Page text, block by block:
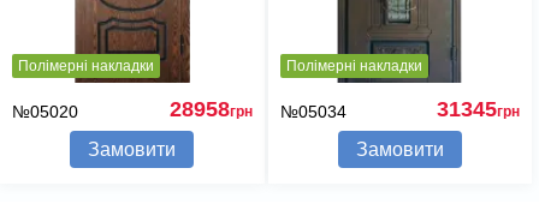
Полімерні накладки
№05020 28958грн
Замовити
Полімерні накладки
№05034 31345грн
Замовити